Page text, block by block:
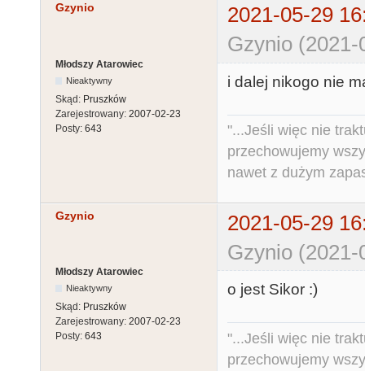
Gzynio
2021-05-29
Gzynio
Młodszy Atarowiec
Nieaktywny
Skąd: Pruszków
Zarejestrowany: 2007-02-23
Posty: 643
i dalej nikogo nie
"...Jeśli więc nie
przechowujemy
nawet z dużym
Gzynio
2021-05-29
Gzynio
Młodszy Atarowiec
Nieaktywny
Skąd: Pruszków
Zarejestrowany: 2007-02-23
Posty: 643
o jest Sikor :)
"...Jeśli więc nie
przechowujemy